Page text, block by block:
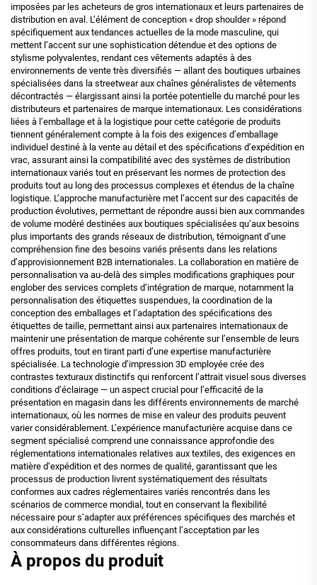
imposées par les acheteurs de gros internationaux et leurs partenaires de
distribution en aval. L’élément de conception « drop shoulder » répond
spécifiquement aux tendances actuelles de la mode masculine, qui
mettent l’accent sur une sophistication détendue et des options de
stylisme polyvalentes, rendant ces vêtements adaptés à des
environnements de vente très diversifiés — allant des boutiques urbaines
spécialisées dans la streetwear aux chaînes généralistes de vêtements
décontractés — élargissant ainsi la portée potentielle du marché pour les
distributeurs et partenaires de marque internationaux. Les considérations
liées à l’emballage et à la logistique pour cette catégorie de produits
tiennent généralement compte à la fois des exigences d’emballage
individuel destiné à la vente au détail et des spécifications d’expédition en
vrac, assurant ainsi la compatibilité avec des systèmes de distribution
internationaux variés tout en préservant les normes de protection des
produits tout au long des processus complexes et étendus de la chaîne
logistique. L’approche manufacturière met l’accent sur des capacités de
production évolutives, permettant de répondre aussi bien aux commandes
de volume modéré destinées aux boutiques spécialisées qu’aux besoins
plus importants des grands réseaux de distribution, témoignant d’une
compréhension fine des besoins variés présents dans les relations
d’approvisionnement B2B internationales. La collaboration en matière de
personnalisation va au-delà des simples modifications graphiques pour
englober des services complets d’intégration de marque, notamment la
personnalisation des étiquettes suspendues, la coordination de la
conception des emballages et l’adaptation des spécifications des
étiquettes de taille, permettant ainsi aux partenaires internationaux de
maintenir une présentation de marque cohérente sur l’ensemble de leurs
offres produits, tout en tirant parti d’une expertise manufacturière
spécialisée. La technologie d’impression 3D employée crée des
contrastes texturaux distinctifs qui renforcent l’attrait visuel sous diverses
conditions d’éclairage — un aspect crucial pour l’efficacité de la
présentation en magasin dans les différents environnements de marché
internationaux, où les normes de mise en valeur des produits peuvent
varier considérablement. L’expérience manufacturière acquise dans ce
segment spécialisé comprend une connaissance approfondie des
réglementations internationales relatives aux textiles, des exigences en
matière d’expédition et des normes de qualité, garantissant que les
processus de production livrent systématiquement des résultats
conformes aux cadres réglementaires variés rencontrés dans les
scénarios de commerce mondial, tout en conservant la flexibilité
nécessaire pour s’adapter aux préférences spécifiques des marchés et
aux considérations culturelles influençant l’acceptation par les
consommateurs dans différentes régions.
À propos du produit